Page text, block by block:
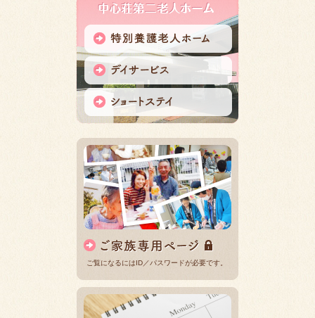
ご覧になるにはID／パスワードが必要です。